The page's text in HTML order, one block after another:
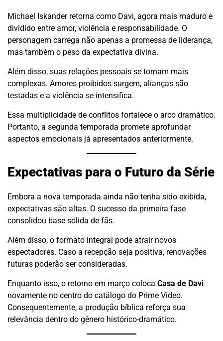
Michael Iskander retorna como Davi, agora mais maduro e
dividido entre amor, violência e responsabilidade. O
personagem carrega não apenas a promessa de liderança,
mas também o peso da expectativa divina.
Além disso, suas relações pessoais se tornam mais
complexas. Amores proibidos surgem, alianças são
testadas e a violência se intensifica.
Essa multiplicidade de conflitos fortalece o arco dramático.
Portanto, a segunda temporada promete aprofundar
aspectos emocionais já apresentados anteriormente.
Expectativas para o Futuro da Série
Embora a nova temporada ainda não tenha sido exibida,
expectativas são altas. O sucesso da primeira fase
consolidou base sólida de fãs.
Além disso, o formato integral pode atrair novos
espectadores. Caso a recepção seja positiva, renovações
futuras poderão ser consideradas.
Enquanto isso, o retorno em março coloca Casa de Davi
novamente no centro do catálogo do Prime Video.
Consequentemente, a produção bíblica reforça sua
relevância dentro do gênero histórico-dramático.